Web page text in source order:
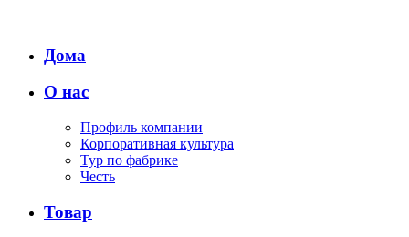
Дома
О нас
Профиль компании
Корпоративная культура
Тур по фабрике
Честь
Товар